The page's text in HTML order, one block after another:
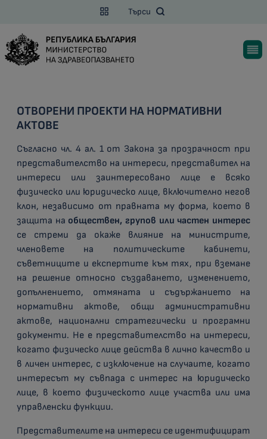
Търси
ОТВОРЕНИ ПРОЕКТИ НА НОРМАТИВНИ
АКТОВЕ
Съгласно чл. 4 ал. 1 от Закона за прозрачност при
представителство на интереси, представител на
интереси или заинтересовано лице е всяко
физическо или юридическо лице, включително негов
клон, независимо от правната му форма, което в
защита на обществен, групов или частен интерес
се стреми да окаже влияние на министрите,
членовете на политическите кабинети,
съветниците и експертите към тях, при вземане
на решение относно създаването, изменението,
допълнението, отмяната и съдържанието на
нормативни актове, общи административни
актове, национални стратегически и програмни
документи. Не е представителство на интереси,
когато физическо лице действа в лично качество и
в личен интерес, с изключение на случаите, когато
интересът му съвпада с интерес на юридическо
лице, в което физическото лице участва или има
управленски функции.
Представителите на интереси се идентифицират